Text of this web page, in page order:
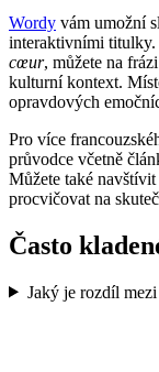
Wordy vám umožní
interaktivními titulky.
cœur, můžete na
kulturní kontext.
opravdových
Pro více
průvodce včetně
Můžete také navštívit
procvičovat na
Často
Jaký je rozdíl